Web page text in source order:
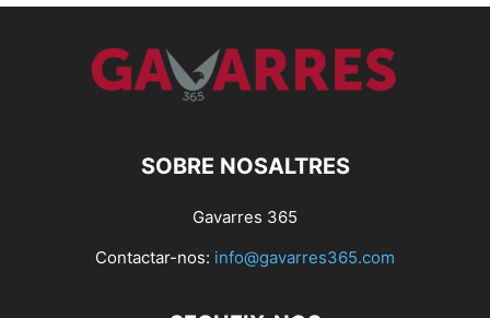
SOBRE NOSALTRES
Gavarres 365
Contactar-nos: info@gavarres365.com